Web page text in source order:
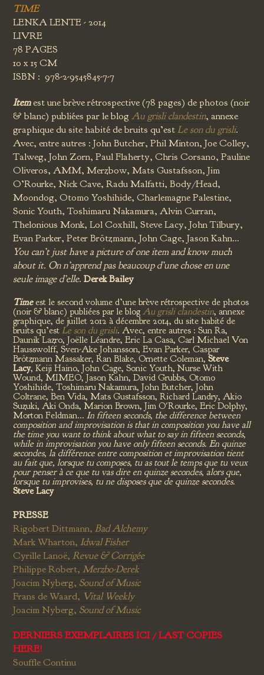
TIME
LENKA LENTE - 2014
LIVRE
78 PAGES
10 x 15 CM
ISBN : 978-2-9545845-7-7
Itemest une brève rétrospective (78 pages) de photos (noir
& blanc) publiées par le blogAu grisli clandestin, annexe
graphique du site habité de bruits qu’estLe son du grisli.
Avec, entre autres : John Butcher, Phil Minton, Joe Colley,
Talweg, John Zorn, Paul Flaherty, Chris Corsano, Pauline
Oliveros, AMM, Merzbow, Mats Gustafsson, Jim
O’Rourke, Nick Cave, Radu Malfatti, Body/Head,
Moondog, Otomo Yoshihide, Charlemagne Palestine,
Sonic Youth, Toshimaru Nakamura, Alvin Curran,
Thelonious Monk, Lol Coxhill, Steve Lacy, John Tilbury,
Evan Parker, Peter Brötzmann, John Cage, Jason Kahn…
You can’t just have a picture of one item and know much
about it. On n’apprend pas beaucoup d’une chose en une
seule image d’elle.Derek Bailey
Timeest le second volume d’une brève rétrospective de photos
(noir & blanc) publiées par le blogAu grisli clandestin, annexe
graphique, de juillet 2012 à décembre 2014, du site habité de
bruits qu’estLe son du grisli. Avec, entre autres : Sun Ra,
Daunik Lazro, Joëlle Léandre, Eric La Casa, Carl Michael Von
Hausswolff, Sven-Ake Johansson, Evan Parker, Caspar
Brötzmann Massaker, Ran Blake, Ornette Coleman,Steve
Lacy, Keiji Haino, John Cage, Sonic Youth, Nurse With
Wound, MIMEO, Jason Kahn, David Grubbs, Otomo
Yoshihide, Toshimaru Nakamura, John Butcher, John
Coltrane, Ben Vida, Mats Gustafsson, Richard Landry, Akio
Suzuki, Aki Onda, Marion Brown, Jim O'Rourke, Eric Dolphy,
Morton Feldman...In fifteen seconds, the difference between
composition and improvisation is that in composition you have all
the time you want to think about what to say in fifteen seconds,
while in improvisation you have only fifteen seconds. En quinze
secondes, la différence entre composition et improvisation tient
au fait que, lorsque tu composes, tu as tout le temps que tu veux
pour penser à ce que tu vas dire en quinze secondes, alors que,
lorsque tu improvises, tu ne disposes que de quinze secondes.
Steve Lacy
PRESSE
Rigobert Dittmann,Bad Alchemy
Mark Wharton,Idwal Fisher
Cyrille Lanoë,Revue & Corrigée
Philippe Robert,Merzbo-Derek
Joacim Nyberg, Sound of Music
Frans de Waard, Vital Weekly
Joacim Nyberg, Sound of Music
DERNIERS EXEMPLAIRES ICI / LAST COPIES
HERE!
Souffle Continu